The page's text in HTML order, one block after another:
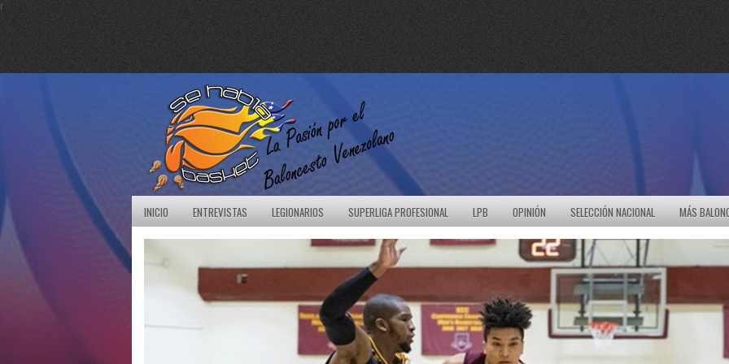
r
INICIO ENTREVISTAS LEGIONARIOS SUPERLIGA PROFESIONAL LPB OPINIÓN SELECCIÓN NACIONAL MÁS